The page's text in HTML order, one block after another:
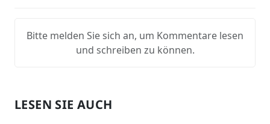
Bitte melden Sie sich an, um Kommentare lesen
und schreiben zu können.
LESEN SIE AUCH